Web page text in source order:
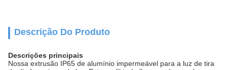
Descrição Do Produto
Descrições principais
Nossa extrusão IP65 de alumínio impermeável para a luz de tira